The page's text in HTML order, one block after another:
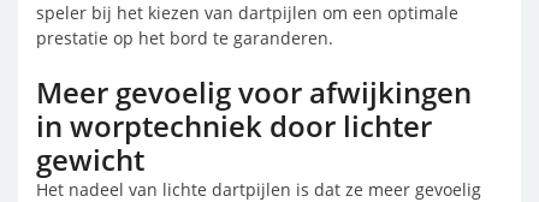
speler bij het kiezen van dartpijlen om een optimale
prestatie op het bord te garanderen.
Meer gevoelig voor afwijkingen
in worptechniek door lichter
gewicht
Het nadeel van lichte dartpijlen is dat ze meer gevoelig